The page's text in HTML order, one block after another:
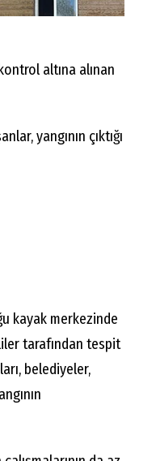
altına alınan
yangının çıktığı
kayak merkezinde
tarafından tespit
belediyeler,